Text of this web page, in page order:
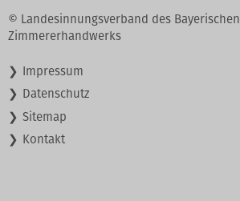
© Landesinnungsverband des Bayerischen
Zimmererhandwerks
Navigation
überspringen
Impressum
Datenschutz
Sitemap
Kontakt